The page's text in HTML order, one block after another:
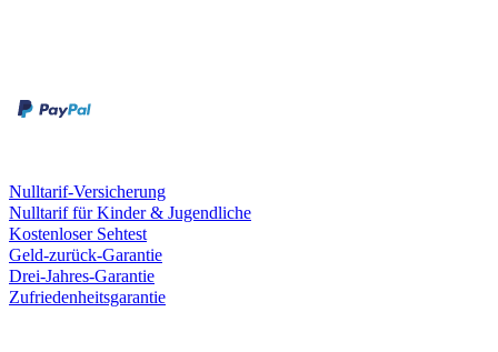
Nulltarif-Versicherung
Nulltarif für Kinder & Jugendliche
Kostenloser Sehtest
Geld-zurück-Garantie
Drei-Jahres-Garantie
Zufriedenheitsgarantie